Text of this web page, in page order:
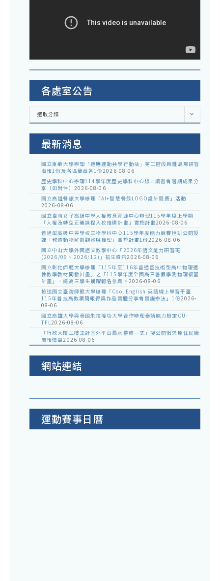
各處室公告
各
室
選取分類
最新消息
國立東華大學辦理「適應運動共學行動站」第二階段與離島場研習
海報1份及各區簡章各1份2026-08-06
歷史學科中心辦理114學年度歷史學科中心線上讀書會暑期成果分
享（如附件） 2026-08-06
國立高雄餐旅大學辦理「AI+智慧餐飲LOGO設計競賽」活動
2026-08-06
國立臺南女子高級中學人權教育資源中心辦理115學年度上學期
「人權及轉型正義課程入校推廣計畫」實施計畫2026-08-06
普通型高級中等學校生物學科中心115學年度能力競賽培訓公開授
課「軟體動物解剖觀察與推理」實施計畫1份2026-08-06
國立中山大學外國語文教學中心「2026年語文能力研習班
(2026/09 ~ 2026/12)」招生資訊2026-08-06
國立彰化師範大學辦理「115年至116年普通暨技術型高中物理適
性教學教材開發計畫」之「115學年度全國高三暑假學測物理複習
計畫」，請高三學生踴躍報名參與。 2026-08-06
檢送國立臺灣師範大學辦理「Cool English 英語線上學習平臺
115年普技高教案簡報得獎作品實體分享會實施辦法」1份2026-
08-06
國立高雄大學與泰國朱拉隆功大學合作辦理泰語能力檢定CU-
TFL2026-08-06
「行政大樓三樓主計室外平台漏水整修一式」擬公開徵求原住民廠
商報價單2026-08-06
網站連結
運動賽事日曆